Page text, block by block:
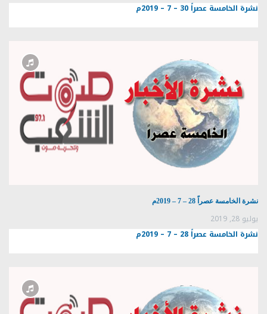
نشرة الخامسة عصراً 30 – 7 – 2019م
نشرة الخامسة عصراً 28 – 7 – 2019م
يوليو 28, 2019
نشرة الخامسة عصراً 28 – 7 – 2019م